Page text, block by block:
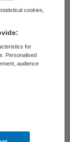
raad van
het
Ze
is
bij
cookies,
for
Personalised
audience